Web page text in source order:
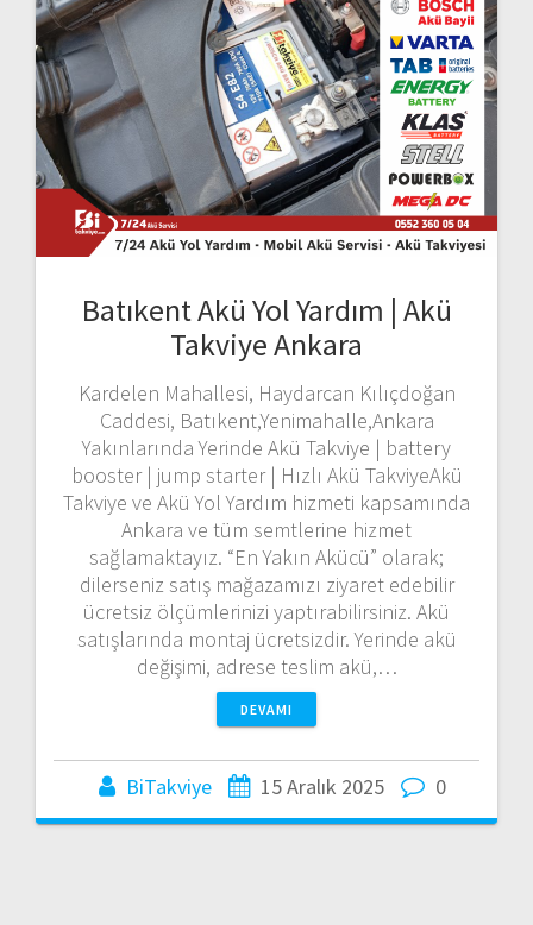
Batıkent Akü Yol Yardım | Akü
Takviye Ankara
Kardelen Mahallesi, Haydarcan Kılıçdoğan
Caddesi, Batıkent,Yenimahalle,Ankara
Yakınlarında Yerinde Akü Takviye | battery
booster | jump starter | Hızlı Akü TakviyeAkü
Takviye ve Akü Yol Yardım hizmeti kapsamında
Ankara ve tüm semtlerine hizmet
sağlamaktayız. “En Yakın Akücü” olarak;
dilerseniz satış mağazamızı ziyaret edebilir
ücretsiz ölçümlerinizi yaptırabilirsiniz. Akü
satışlarında montaj ücretsizdir. Yerinde akü
değişimi, adrese teslim akü,…
DEVAMI
BiTakviye 15 Aralık 2025 0